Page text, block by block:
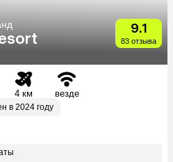
9.1
83 отзыва
4 км везде
в 2024 году